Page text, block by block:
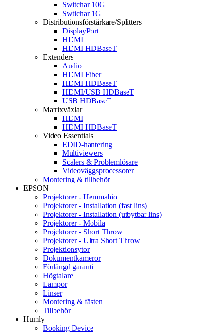
Switchar 10G
Swtichar 1G
Distributionsförstärkare/Splitters
DisplayPort
HDMI
HDMI HDBaseT
Extenders
Audio
HDMI Fiber
HDMI HDBaseT
HDMI/USB HDBaseT
USB HDBaseT
Matrixväxlar
HDMI
HDMI HDBaseT
Video Essentials
EDID-hantering
Multiviewers
Scalers & Problemlösare
Videoväggsprocessorer
Montering & tillbehör
EPSON
Projektorer - Hemmabio
Projektorer - Installation (fast lins)
Projektorer - Installation (utbytbar lins)
Projektorer - Mobila
Projektorer - Short Throw
Projektorer - Ultra Short Throw
Projektionsytor
Dokumentkameror
Förlängd garanti
Högtalare
Lampor
Linser
Montering & fästen
Tillbehör
Humly
Booking Device